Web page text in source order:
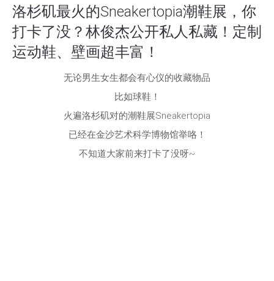
洛杉矶最火的Sneakertopia潮鞋展，你
打卡了没？林俊杰公开私人私藏！定制
运动鞋、壁画超丰富！
无论男生女生都会有心仪的收藏物品
比如球鞋！
火遍洛杉矶对的潮鞋展Sneakertopia
已经在金沙艺术科学博物馆举咯！
不知道大家前来打卡了没呀~